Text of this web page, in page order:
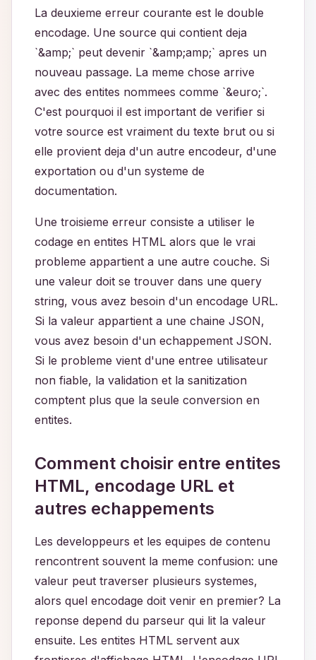
La deuxieme erreur courante est le double
encodage. Une source qui contient deja
`&amp;` peut devenir `&amp;amp;` apres un
nouveau passage. La meme chose arrive
avec des entites nommees comme `&euro;`.
C'est pourquoi il est important de verifier si
votre source est vraiment du texte brut ou si
elle provient deja d'un autre encodeur, d'une
exportation ou d'un systeme de
documentation.
Une troisieme erreur consiste a utiliser le
codage en entites HTML alors que le vrai
probleme appartient a une autre couche. Si
une valeur doit se trouver dans une query
string, vous avez besoin d'un encodage URL.
Si la valeur appartient a une chaine JSON,
vous avez besoin d'un echappement JSON.
Si le probleme vient d'une entree utilisateur
non fiable, la validation et la sanitization
comptent plus que la seule conversion en
entites.
Comment choisir entre entites
HTML, encodage URL et
autres echappements
Les developpeurs et les equipes de contenu
rencontrent souvent la meme confusion: une
valeur peut traverser plusieurs systemes,
alors quel encodage doit venir en premier? La
reponse depend du parseur qui lit la valeur
ensuite. Les entites HTML servent aux